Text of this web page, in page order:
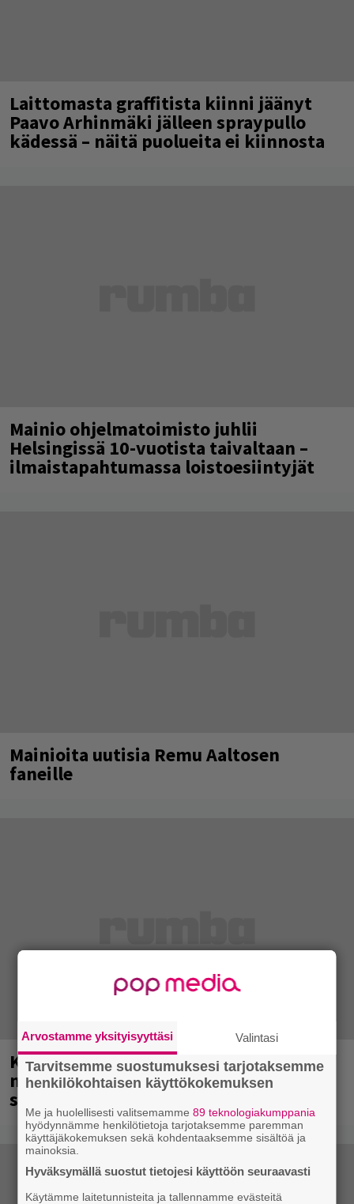
Laittomasta graffitista kiinni jäänyt
Paavo Arhinmäki jälleen spraypullo
kädessä – näitä puolueita ei kiinnosta
Mainio ohjelmatoimisto juhlii
Helsingissä 10-vuotista taivaltaan –
ilmaistapahtumassa loistoesiintyjät
Mainioita uutisia Remu Aaltosen
faneille
Kent mainittu, ja syystä: kovassa
nosteessa olevan ruotsalaisyhtye
saapuu Suomeen
Arvostamme yksityisyyttäsi Valintasi
Tarvitsemme suostumuksesi tarjotaksemme
henkilökohtaisen käyttökokemuksen
Me ja huolellisesti valitsemamme89 teknologiakumppania
hyödynnämme henkilötietoja tarjotaksemme paremman
käyttäjäkokemuksen sekä kohdentaaksemme sisältöä ja
mainoksia.
Hyväksymällä suostut tietojesi käyttöön seuraavasti
Käytämme laitetunnisteita ja tallennamme evästeitä